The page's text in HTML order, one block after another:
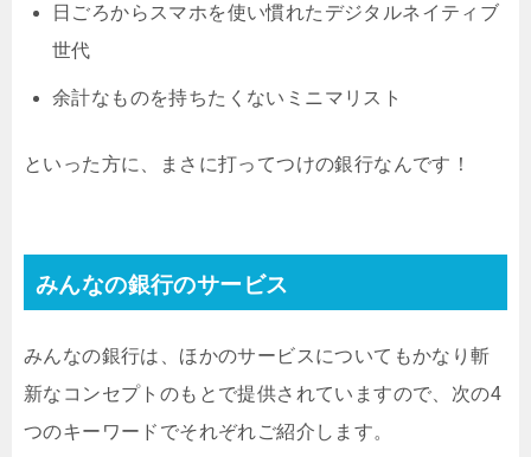
日ごろからスマホを使い慣れたデジタルネイティブ
世代
余計なものを持ちたくないミニマリスト
といった方に、まさに打ってつけの銀行なんです！
みんなの銀行のサービス
みんなの銀行は、ほかのサービスについてもかなり斬
新なコンセプトのもとで提供されていますので、次の4
つのキーワードでそれぞれご紹介します。